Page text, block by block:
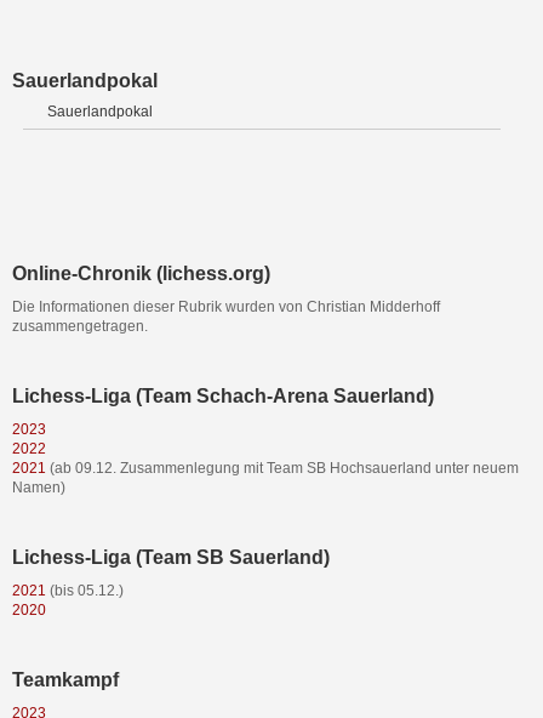
Sauerlandpokal
Sauerlandpokal
Online-Chronik (lichess.org)
Die Informationen dieser Rubrik wurden von Christian Midderhoff
zusammengetragen.
Lichess-Liga (Team Schach-Arena Sauerland)
2023
2022
2021 (ab 09.12. Zusammenlegung mit Team SB Hochsauerland unter neuem
Namen)
Lichess-Liga (Team SB Sauerland)
2021 (bis 05.12.)
2020
Teamkampf
2023